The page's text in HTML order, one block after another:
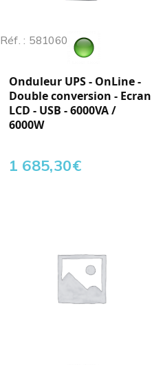
Réf. : 581060
Onduleur UPS - OnLine -
Double conversion - Ecran
LCD - USB - 6000VA /
6000W
1 685,30€